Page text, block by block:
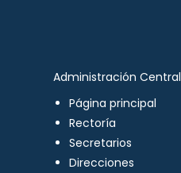
Administración Central
Página principal
Rectoría
Secretarios
Direcciones